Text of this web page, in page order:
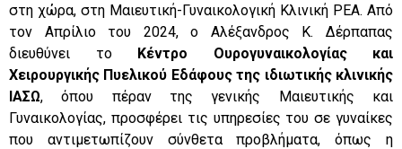
στη χώρα, στη Μαιευτική-Γυναικολογική Κλινική ΡΕΑ. Από
τον Απρίλιο του 2024, ο Αλέξανδρος Κ. Δέρπαπας
διευθύνει το Κέντρο Ουρογυναικολογίας και
Χειρουργικής Πυελικού Εδάφους της ιδιωτικής κλινικής
ΙΑΣΩ, όπου πέραν της γενικής Μαιευτικής και
Γυναικολογίας, προσφέρει τις υπηρεσίες του σε γυναίκες
που αντιμετωπίζουν σύνθετα προβλήματα, όπως η